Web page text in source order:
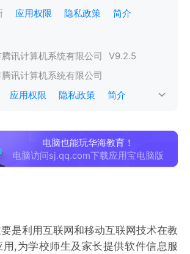
应用权限 隐私政策 简介
讯计算机系统有限公司 V9.2.5
讯计算机系统有限公司
应用权限 隐私政策 简介
电脑也能玩华海教育！
电脑访问sj.qq.com下载应用宝电脑版
是利用互联网和移动互联网技术在教
,为学校师生及家长提供软件信息服